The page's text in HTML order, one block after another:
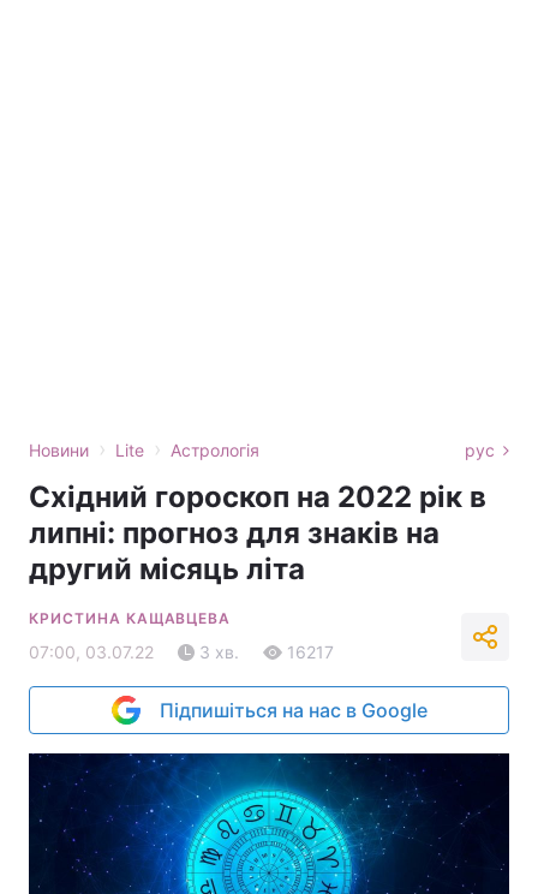
Новини › Lite › Астрологія рус
Східний гороскоп на 2022 рік в
липні: прогноз для знаків на
другий місяць літа
КРИСТИНА КАЩАВЦЕВА
07:00, 03.07.22 3 хв. 16217
Підпишіться на нас в Google